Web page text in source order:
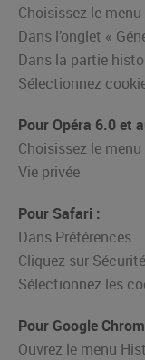
Choisissez le
Dans l’onglet «
Dans la partie
Sélectionnez
Pour Opéra 6.0 et
Choisissez le
Vie privée
Pour Safari :
Dans Préférences
Cliquez sur
Sélectionnez les
Pour Google
Ouvrez le menu